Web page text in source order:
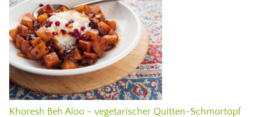
Khoresh Beh Aloo - vegetarischer Quitten-Schmortopf